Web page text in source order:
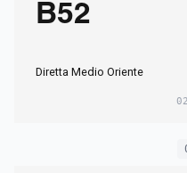
B52
Diretta Medio Oriente